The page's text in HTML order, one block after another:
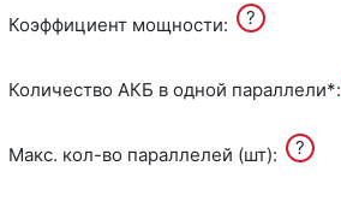
Коэффициент мощности: ?
Количество АКБ в одной параллели*:
Макс. кол-во параллелей (шт): ?